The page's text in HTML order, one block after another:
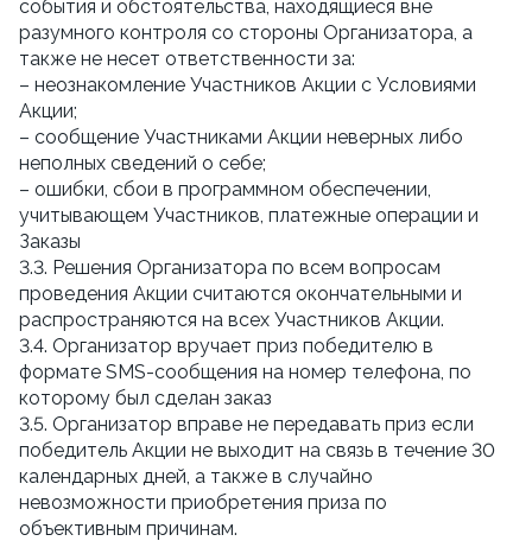
события и обстоятельства, находящиеся вне
разумного контроля со стороны Организатора, а
также не несет ответственности за:
– неознакомление Участников Акции с Условиями
Акции;
– сообщение Участниками Акции неверных либо
неполных сведений о себе;
– ошибки, сбои в программном обеспечении,
учитывающем Участников, платежные операции и
Заказы
3.3. Решения Организатора по всем вопросам
проведения Акции считаются окончательными и
распространяются на всех Участников Акции.
3.4. Организатор вручает приз победителю в
формате SMS-сообщения на номер телефона, по
которому был сделан заказ
3.5. Организатор вправе не передавать приз если
победитель Акции не выходит на связь в течение 30
календарных дней, а также в случайно
невозможности приобретения приза по
объективным причинам.